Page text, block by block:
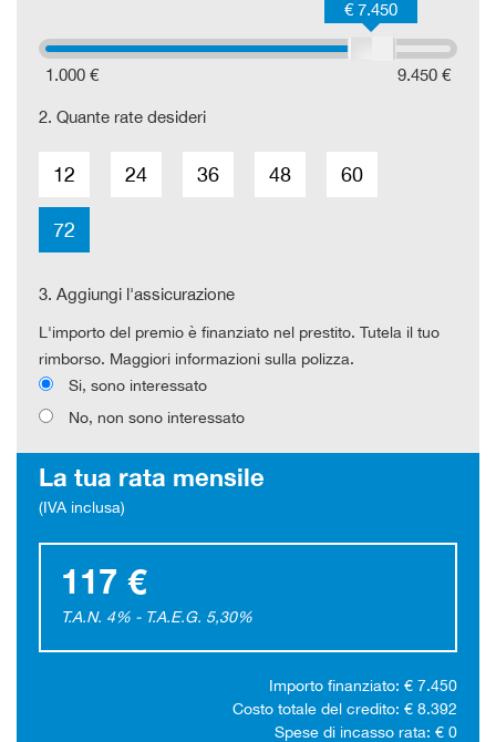
1.000 € 9.450 €
€ 7.450
2. Quante rate desideri
12 24 36 48 60
72
3. Aggiungi l'assicurazione
L'importo del premio è finanziato nel prestito. Tutela il tuo
rimborso. Maggiori informazioni sulla polizza.
Si, sono interessato
No, non sono interessato
La tua rata mensile
(IVA inclusa)
117 €
T.A.N. 4% - T.A.E.G. 5,30%
Importo finanziato: € 7.450
Costo totale del credito: € 8.392
Spese di incasso rata: € 0